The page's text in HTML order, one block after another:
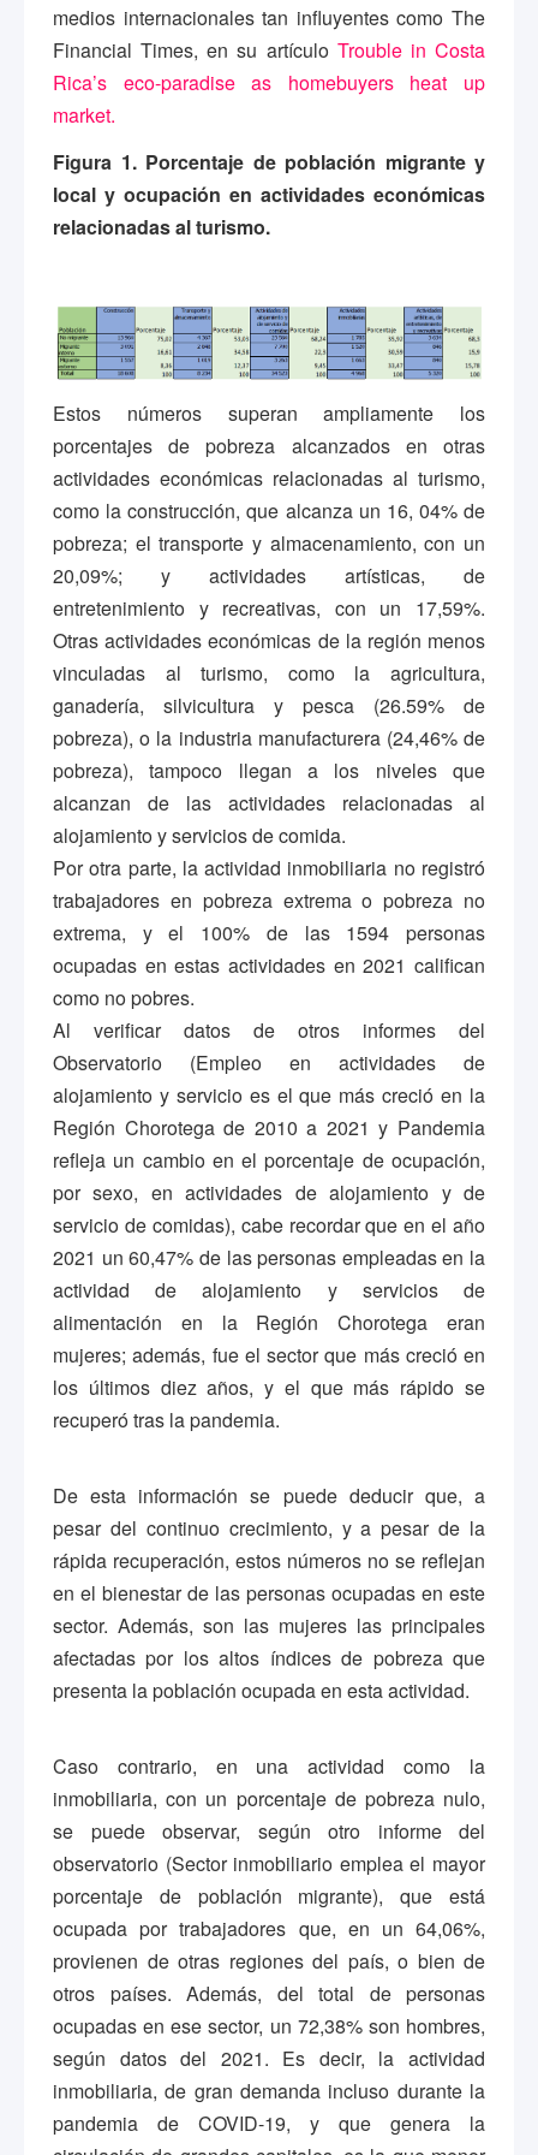
medios internacionales tan influyentes como The
Financial Times, en su artículo Trouble in Costa
Rica’s eco-paradise as homebuyers heat up
market.
Figura 1. Porcentaje de población migrante y
local y ocupación en actividades económicas
relacionadas al turismo.
Estos números superan ampliamente los
porcentajes de pobreza alcanzados en otras
actividades económicas relacionadas al turismo,
como la construcción, que alcanza un 16, 04% de
pobreza; el transporte y almacenamiento, con un
20,09%; y actividades artísticas, de
entretenimiento y recreativas, con un 17,59%.
Otras actividades económicas de la región menos
vinculadas al turismo, como la agricultura,
ganadería, silvicultura y pesca (26.59% de
pobreza), o la industria manufacturera (24,46% de
pobreza), tampoco llegan a los niveles que
alcanzan de las actividades relacionadas al
alojamiento y servicios de comida.
Por otra parte, la actividad inmobiliaria no registró
trabajadores en pobreza extrema o pobreza no
extrema, y el 100% de las 1594 personas
ocupadas en estas actividades en 2021 califican
como no pobres.
Al verificar datos de otros informes del
Observatorio (Empleo en actividades de
alojamiento y servicio es el que más creció en la
Región Chorotega de 2010 a 2021 y Pandemia
refleja un cambio en el porcentaje de ocupación,
por sexo, en actividades de alojamiento y de
servicio de comidas), cabe recordar que en el año
2021 un 60,47% de las personas empleadas en la
actividad de alojamiento y servicios de
alimentación en la Región Chorotega eran
mujeres; además, fue el sector que más creció en
los últimos diez años, y el que más rápido se
recuperó tras la pandemia.
De esta información se puede deducir que, a
pesar del continuo crecimiento, y a pesar de la
rápida recuperación, estos números no se reflejan
en el bienestar de las personas ocupadas en este
sector. Además, son las mujeres las principales
afectadas por los altos índices de pobreza que
presenta la población ocupada en esta actividad.
Caso contrario, en una actividad como la
inmobiliaria, con un porcentaje de pobreza nulo,
se puede observar, según otro informe del
observatorio (Sector inmobiliario emplea el mayor
porcentaje de población migrante), que está
ocupada por trabajadores que, en un 64,06%,
provienen de otras regiones del país, o bien de
otros países. Además, del total de personas
ocupadas en ese sector, un 72,38% son hombres,
según datos del 2021. Es decir, la actividad
inmobiliaria, de gran demanda incluso durante la
pandemia de COVID-19, y que genera la